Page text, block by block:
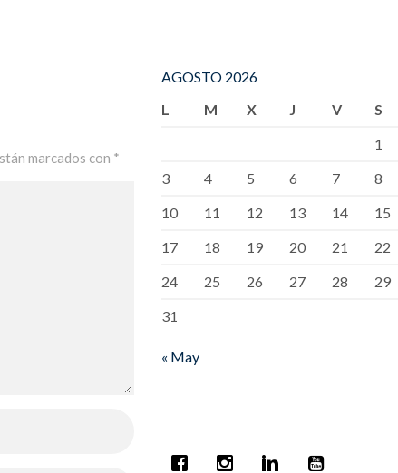
marcados con *
AGOSTO 2026
L
M X J V S
1
3
4 5 6 7 8
10
11 12 13 14 15
17
18 19 20 21 22
24
25 26 27 28 29
31
« May